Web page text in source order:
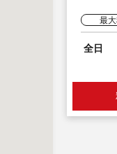
最
全日